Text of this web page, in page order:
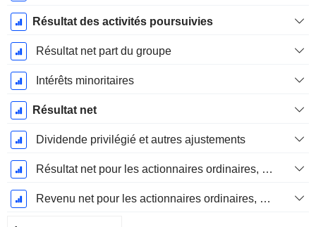
Résultat des activités poursuivies
Résultat net part du groupe
Intérêts minoritaires
Résultat net
Dividende privilégié et autres ajustements
Résultat net pour les actionnaires ordinaires, éléments exceptionnels inclus.
Revenu net pour les actionnaires ordinaires, hors éléments exceptionnelsRésultat net pour les actionnaires ordinaires, éléments exceptionnels exclus.